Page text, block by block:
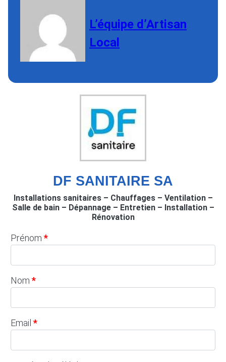
L’équipe d’Artisan
Local
DF SANITAIRE SA
Installations sanitaires – Chauffages – Ventilation –
Salle de bain – Dépannage – Entretien – Installation –
Rénovation
Prénom
Nom
Email